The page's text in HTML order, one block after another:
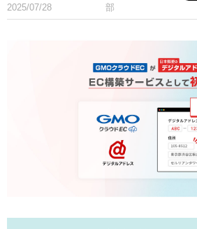
2025/07/28
部